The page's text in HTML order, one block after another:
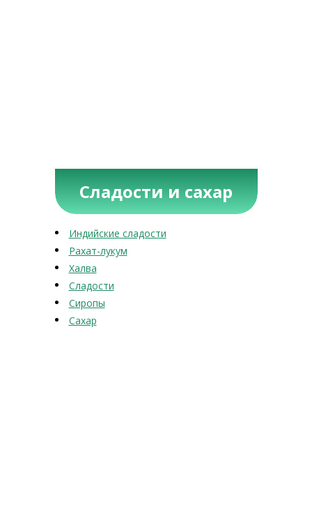
Сладости и сахар
Индийские сладости
Рахат-лукум
Халва
Сладости
Сиропы
Сахар